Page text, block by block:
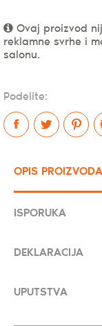
Ovaj proizvod
reklamne svrhe i
salonu.
Podelite:
OPIS PROIZVODA
ISPORUKA
DEKLARACIJA
UPUTSTVA